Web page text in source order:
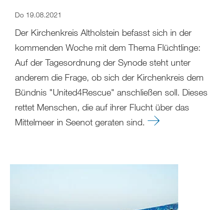
Do 19.08.2021
Der Kirchenkreis Altholstein befasst sich in der
kommenden Woche mit dem Thema Flüchtlinge:
Auf der Tagesordnung der Synode steht unter
anderem die Frage, ob sich der Kirchenkreis dem
Bündnis "United4Rescue" anschließen soll. Dieses
rettet Menschen, die auf ihrer Flucht über das
Mittelmeer in Seenot geraten sind.